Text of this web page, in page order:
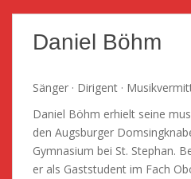
Daniel Böhm
Sänger · Dirigent ·
Daniel Böhm erhielt seine
den Augsburger
Gymnasium bei St. Stephan.
er als Gaststudent im Fach